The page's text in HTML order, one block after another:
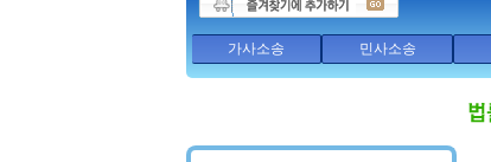
가사소송 민사소송